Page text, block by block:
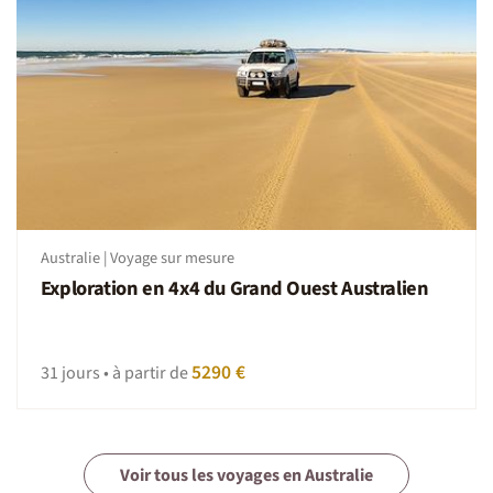
l'aéroport au minimum 3 heures avant le départ.
Esprit du voyage
La réussite de tout voyage est un délicat mélange de
d'esprit de découverte, de bonne volonté, d'une
participation aux tâches communes ainsi que le respect
des traditions locales. Et n’oubliez pas des imprévus sont
toujours possibles, dans ces moments adoptez la
Australie | Voyage sur mesure
Exploration en 4x4 du Grand Ouest Australien
31 jours • à partir de5290 €
Voir tous les voyages en Australie